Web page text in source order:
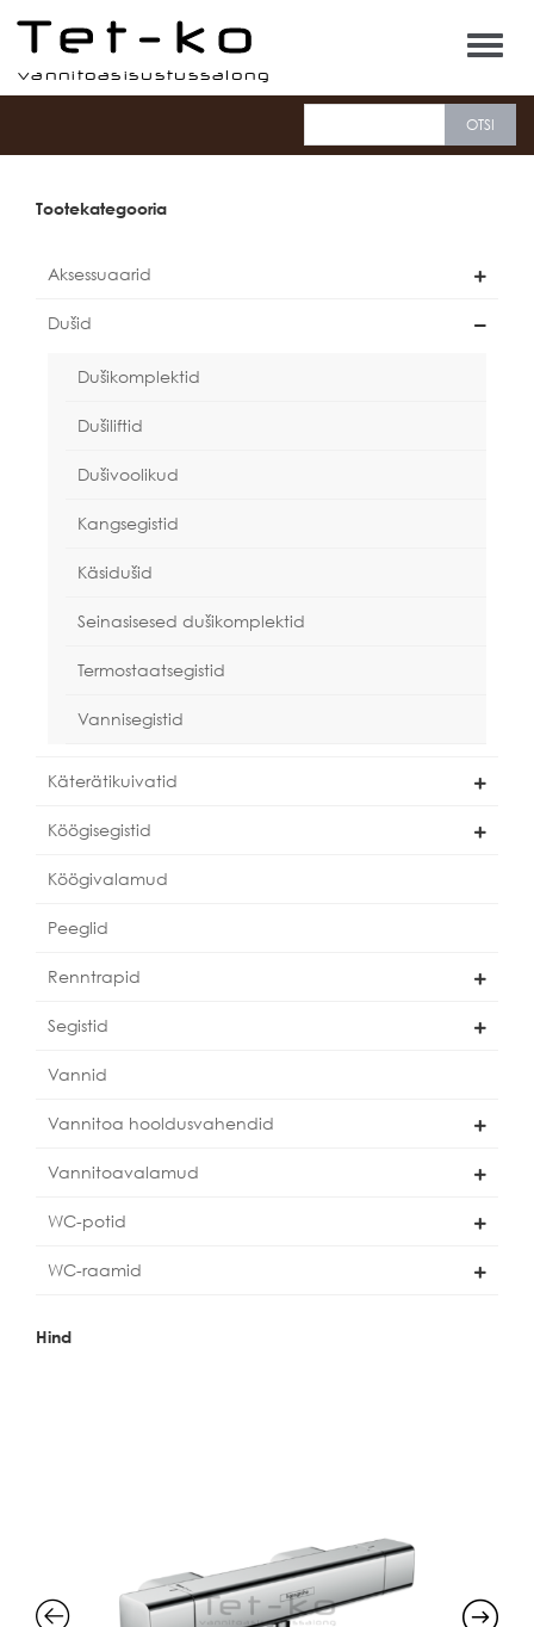
Tet-ko
Tootekategooria
Aksessuaarid
Dušid
Dušikomplektid
Dušiliftid
Dušivoolikud
Kangsegistid
Käsidušid
Seinasisesed dušikomplektid
Termostaatsegistid
Vannisegistid
Käterätikuivatid
Köögisegistid
Köögivalamud
Peeglid
Renntrapid
Segistid
Vannid
Vannitoa hooldusvahendid
Vannitoavalamud
WC-potid
WC-raamid
Hind